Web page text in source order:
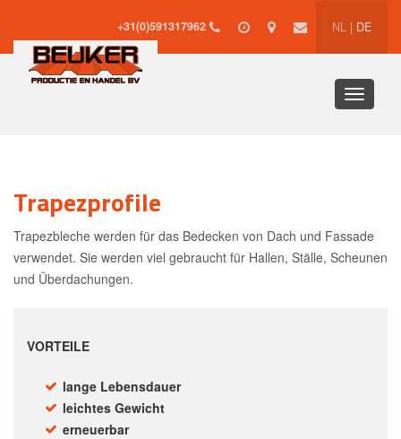
NL | DE
+31(0)591317962
Toggle
Trapezprofile
Trapezbleche werden für das Bedecken von Dach und Fassade
verwendet. Sie werden viel gebraucht für Hallen, Ställe, Scheunen
und Überdachungen.
VORTEILE
lange Lebensdauer
leichtes Gewicht
erneuerbar